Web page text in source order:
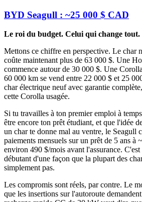
BYD Seagull : ~25 000 $ CAD
Le roi du budget. Celui qui change tout.
Mettons ce chiffre en perspective. Le char
coûte maintenant plus de 63 000 $. Une
commence autour de 30 000 $. Une
60 000 km se vend entre 22 000 $ et 25
char électrique neuf avec garantie
cette Corolla usagée.
Si tu travailles à ton premier emploi à
être encore ton prêt étudiant, et que l'idée
un char te donne mal au ventre, le Seagull
paiements mensuels sur un prêt de 5 ans à
environ 490 $/mois avant l'assurance.
débutant d'une façon que la plupart des
simplement pas.
Les compromis sont réels, par contre. Le
que les insertions sur l'autoroute